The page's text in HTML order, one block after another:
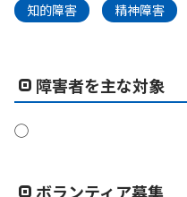
知的障害 精神障害
障害者を主な対象
◯
ボランティア募集